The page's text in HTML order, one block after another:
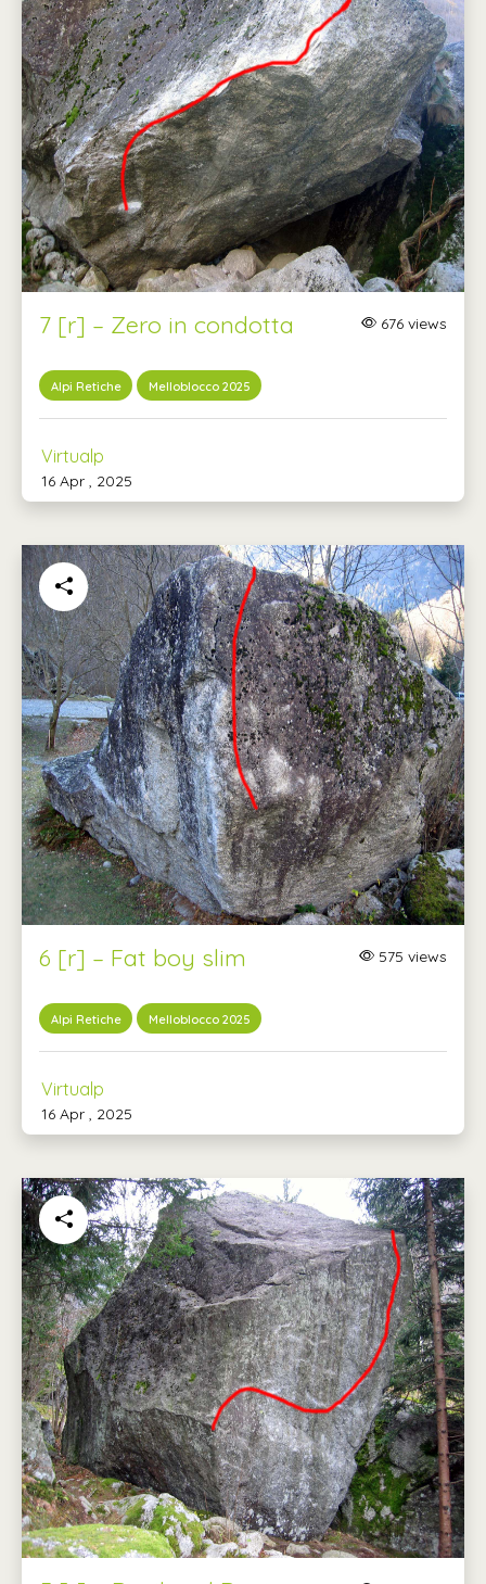
7 [r] – Zero in condotta 676 views
Alpi Retiche Melloblocco 2025
Virtualp
16 Apr , 2025
6 [r] – Fat boy slim 575 views
Alpi Retiche Melloblocco 2025
Virtualp
16 Apr , 2025